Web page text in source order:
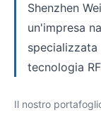
Shenzhen
un'impresa
tecnologia
Il nostro